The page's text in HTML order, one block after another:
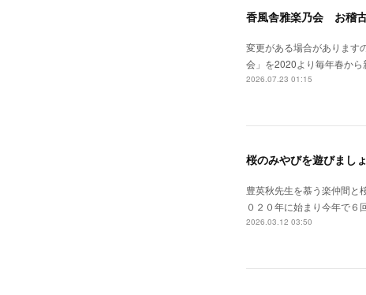
香風舎雅楽乃会 お稽古
変更がある場合があります
会」を2020より毎年春か
2026.07.23 01:15
桜のみやびを遊びまし
豊英秋先生を慕う楽仲間と
０２０年に始まり今年で
2026.03.12 03:50